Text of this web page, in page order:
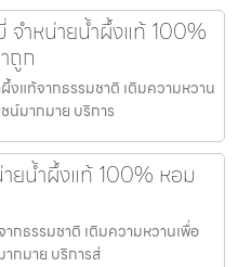
จำหน่ายน้ำผึ้งแท้ 100%
ถูก
งแท้จากธรรมชาติ เติมความหวาน
น์มากมาย บริการ
ยน้ำผึ้งแท้ 100% หอม
กธรรมชาติ เติมความหวานเพื่อ
กมาย บริการส่